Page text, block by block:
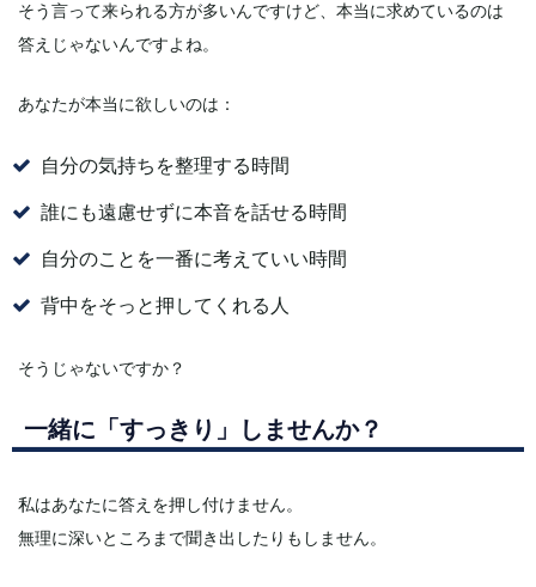
そう言って来られる方が多いんですけど、本当に求めているのは
答えじゃないんですよね。
あなたが本当に欲しいのは：
自分の気持ちを整理する時間
誰にも遠慮せずに本音を話せる時間
自分のことを一番に考えていい時間
背中をそっと押してくれる人
そうじゃないですか？
一緒に「すっきり」しませんか？
私はあなたに答えを押し付けません。
無理に深いところまで聞き出したりもしません。